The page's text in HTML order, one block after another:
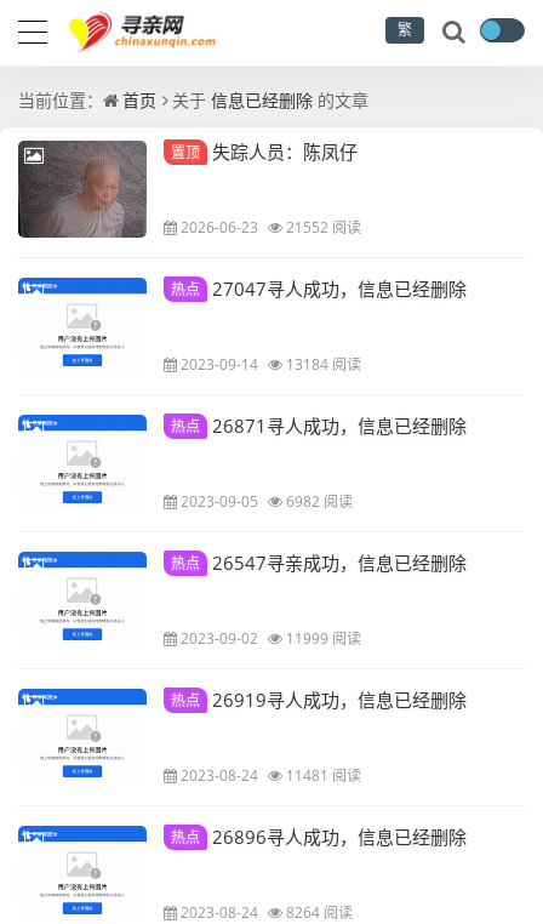
繁
当前位置： 首页 关于 信息已经删除 的文章
置顶 失踪人员：陈凤仔
2026-06-23 21552 阅读
热点 27047寻人成功，信息已经删除
2023-09-14 13184 阅读
热点 26871寻人成功，信息已经删除
2023-09-05 6982 阅读
热点 26547寻亲成功，信息已经删除
2023-09-02 11999 阅读
热点 26919寻人成功，信息已经删除
2023-08-24 11481 阅读
热点 26896寻人成功，信息已经删除
2023-08-24 8264 阅读